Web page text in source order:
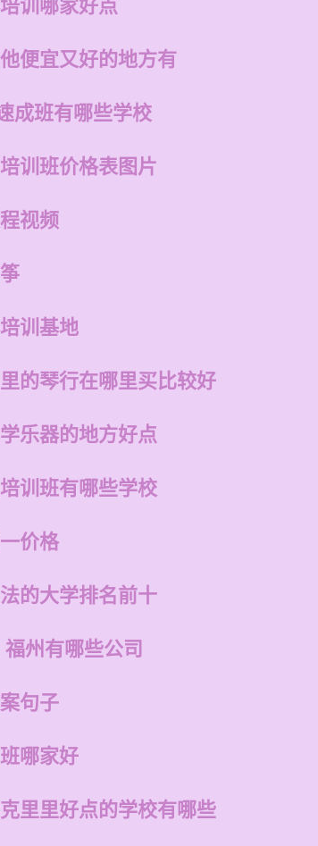
训哪家好点
便宜又好的地方有
成班有哪些学校
训班价格表图片
视频
训基地
的琴行在哪里买比较好
乐器的地方好点
训班有哪些学校
价格
的大学排名前十
州有哪些公司
句子
哪家好
里里好点的学校有哪些